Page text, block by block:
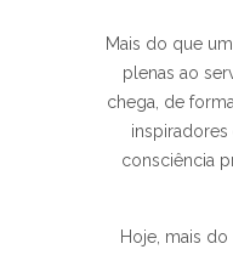
Mais do que
plenas ao
chega, de
consciência
Hoje, mais